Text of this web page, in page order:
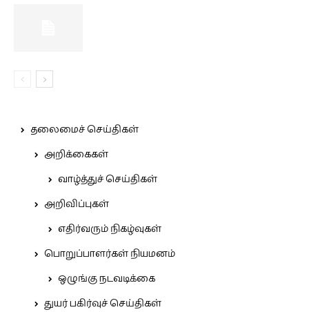
தலைமைச் செய்திகள்
அறிக்கைகள்
வாழ்த்துச் செய்திகள்
அறிவிப்புகள்
எதிர்வரும் நிகழ்வுகள்
பொறுப்பாளர்கள் நியமனம்
ஒழுங்கு நடவடிக்கை
துயர் பகிர்வுச் செய்திகள்